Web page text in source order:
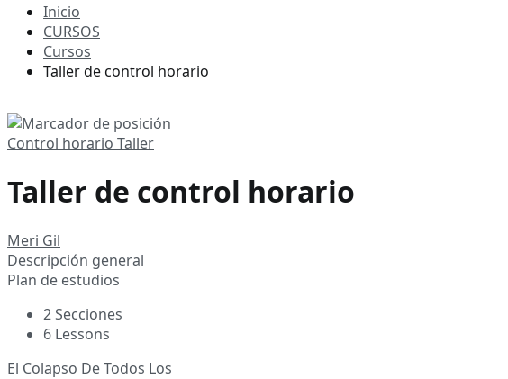
Inicio
CURSOS
Cursos
Taller de control horario
Control horario Taller
Taller de control horario
Meri Gil
Descripción general
Plan de estudios
2 Secciones
6 Lessons
El Colapso De Todos Los